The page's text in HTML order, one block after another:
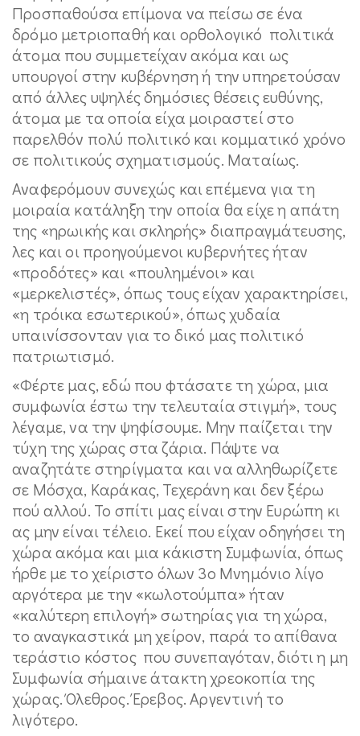
Προσπαθούσα επίμονα να πείσω σε ένα
δρόμο μετριοπαθή και ορθολογικό πολιτικά
άτομα που συμμετείχαν ακόμα και ως
υπουργοί στην κυβέρνηση ή την υπηρετούσαν
από άλλες υψηλές δημόσιες θέσεις ευθύνης,
άτομα με τα οποία είχα μοιραστεί στο
παρελθόν πολύ πολιτικό και κομματικό χρόνο
σε πολιτικούς σχηματισμούς. Ματαίως.
Αναφερόμουν συνεχώς και επέμενα για τη
μοιραία κατάληξη την οποία θα είχε η απάτη
της «ηρωικής και σκληρής» διαπραγμάτευσης,
λες και οι προηγούμενοι κυβερνήτες ήταν
«προδότες» και «πουλημένοι» και
«μερκελιστές», όπως τους είχαν χαρακτηρίσει,
«η τρόικα εσωτερικού», όπως χυδαία
υπαινίσσονταν για το δικό μας πολιτικό
πατριωτισμό.
«Φέρτε μας, εδώ που φτάσατε τη χώρα, μια
συμφωνία έστω την τελευταία στιγμή», τους
λέγαμε, να την ψηφίσουμε. Μην παίζεται την
τύχη της χώρας στα ζάρια. Πάψτε να
αναζητάτε στηρίγματα και να αλληθωρίζετε
σε Μόσχα, Καράκας, Τεχεράνη και δεν ξέρω
πού αλλού. Το σπίτι μας είναι στην Ευρώπη κι
ας μην είναι τέλειο. Εκεί που είχαν οδηγήσει τη
χώρα ακόμα και μια κάκιστη Συμφωνία, όπως
ήρθε με το χείριστο όλων 3ο Μνημόνιο λίγο
αργότερα με την «κωλοτούμπα» ήταν
«καλύτερη επιλογή» σωτηρίας για τη χώρα,
το αναγκαστικά μη χείρον, παρά το απίθανα
τεράστιο κόστος που συνεπαγόταν, διότι η μη
Συμφωνία σήμαινε άτακτη χρεοκοπία της
χώρας. Όλεθρος. Έρεβος. Αργεντινή το
λιγότερο.